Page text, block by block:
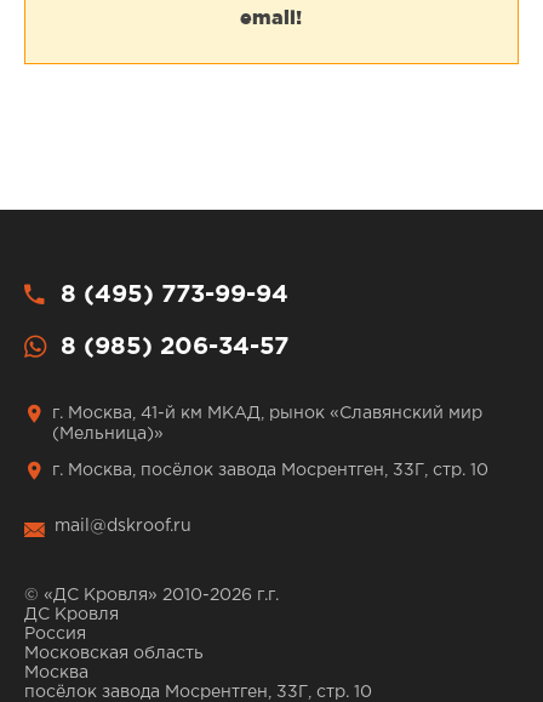
email!
8 (495) 773-99-94
8 (985) 206-34-57
г. Москва, 41-й км МКАД, рынок «Славянский мир
(Мельница)»
г. Москва, посёлок завода Мосрентген, 33Г, стр. 10
mail@dskroof.ru
© «ДС Кровля» 2010-2026 г.г.
ДС Кровля
Россия
Московская область
Москва
посёлок завода Мосрентген, 33Г, стр. 10